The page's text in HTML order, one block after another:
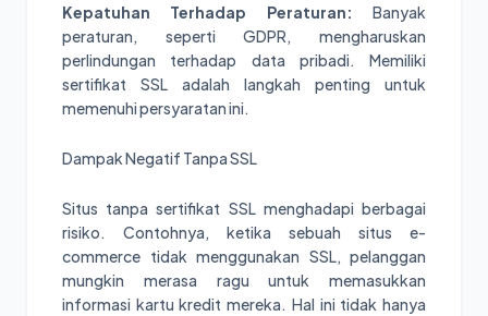
Kepatuhan Terhadap Peraturan: Banyak
peraturan, seperti GDPR, mengharuskan
perlindungan terhadap data pribadi. Memiliki
sertifikat SSL adalah langkah penting untuk
memenuhi persyaratan ini.
Dampak Negatif Tanpa SSL
Situs tanpa sertifikat SSL menghadapi berbagai
risiko. Contohnya, ketika sebuah situs e-
commerce tidak menggunakan SSL, pelanggan
mungkin merasa ragu untuk memasukkan
informasi kartu kredit mereka. Hal ini tidak hanya